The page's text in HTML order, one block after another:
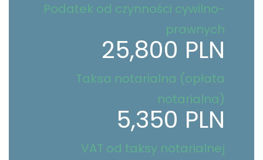
Podatek od czynności cywilno-
prawnych
25,800 PLN
Taksa notarialna (opłata
notarialna)
5,350 PLN
VAT od taksy notarialnej